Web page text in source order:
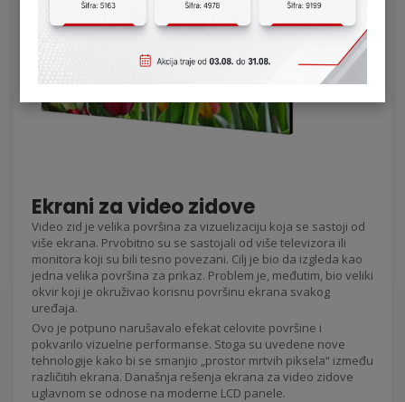
Ekrani za video zidove
Video zid je velika površina za vizuelizaciju koja se sastoji od
više ekrana. Prvobitno su se sastojali od više televizora ili
monitora koji su bili tesno povezani. Cilj je bio da izgleda kao
jedna velika površina za prikaz. Problem je, međutim, bio veliki
okvir koji je okruživao korisnu površinu ekrana svakog
uređaja.
Ovo je potpuno narušavalo efekat celovite površine i
pokvarilo vizuelne performanse. Stoga su uvedene nove
tehnologije kako bi se smanjio „prostor mrtvih piksela“ između
različitih ekrana. Današnja rešenja ekrana za video zidove
uglavnom se odnose na moderne LCD panele.